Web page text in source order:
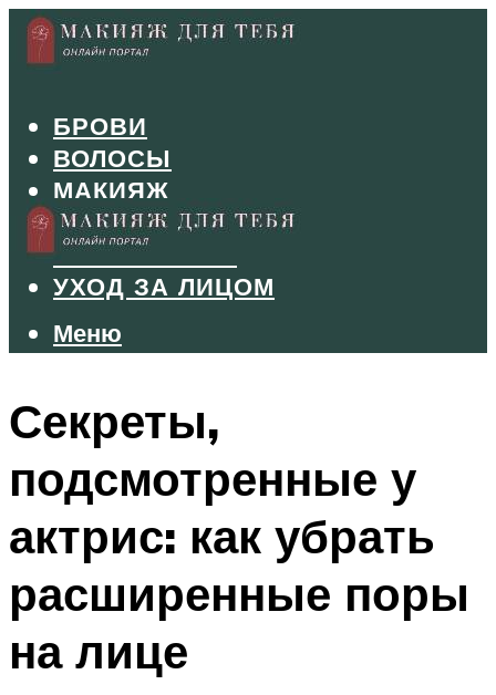
БРОВИ
ВОЛОСЫ
МАКИЯЖ
МАНИКЮР
ТУШЬ И ТЕНИ
УХОД ЗА ЛИЦОМ
Меню
Меню
Секреты,
подсмотренные у
актрис: как убрать
расширенные поры
на лице